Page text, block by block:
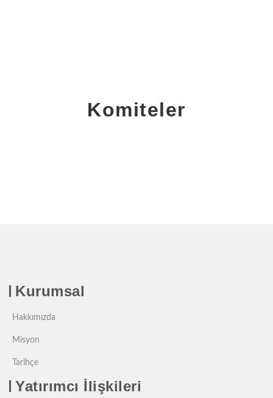
Komiteler
Kurumsal
Hakkımızda
Misyon
Tarihçe
Yatırımcı İlişkileri